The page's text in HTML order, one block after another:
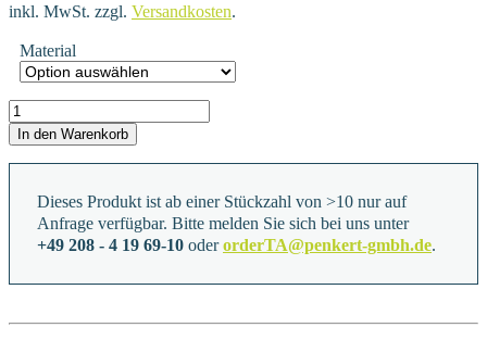
inkl. MwSt. zzgl. Versandkosten.
Material
FS0015 Menge
In den Warenkorb
Dieses Produkt ist ab einer Stückzahl von >10 nur auf
Anfrage verfügbar. Bitte melden Sie sich bei uns unter
+49 208 - 4 19 69-10 oderorderTA@penkert-gmbh.de.